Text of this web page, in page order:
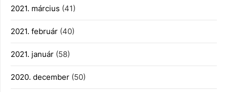
2021. március (41)
2021. február (40)
2021. január (58)
2020. december (50)